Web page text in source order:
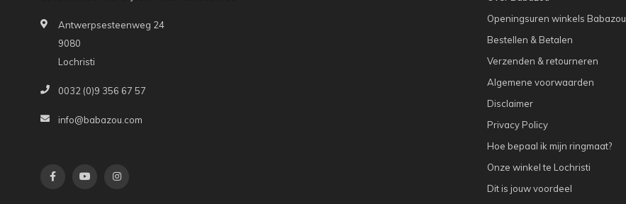
Antwerpsesteenweg 24
9080
Lochristi
0032 (0)9 356 67 57
info@babazou.com
Openingsuren winkels Babazou
Bestellen & Betalen
Verzenden & retourneren
Algemene voorwaarden
Disclaimer
Privacy Policy
Hoe bepaal ik mijn ringmaat?
Onze winkel te Lochristi
Dit is jouw voordeel